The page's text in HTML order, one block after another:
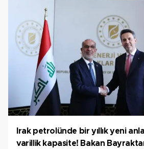
Irak petrolünde bir yıllık yeni
varillik kapasite! Bakan